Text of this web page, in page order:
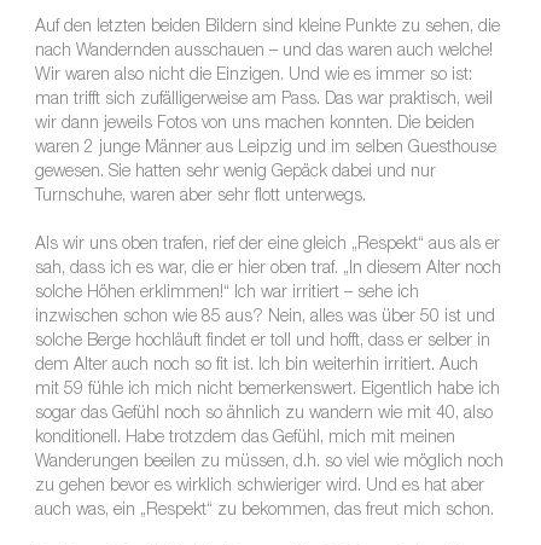
Auf den letzten beiden Bildern sind kleine Punkte zu sehen, die
nach Wandernden ausschauen – und das waren auch welche!
Wir waren also nicht die Einzigen. Und wie es immer so ist:
man trifft sich zufälligerweise am Pass. Das war praktisch, weil
wir dann jeweils Fotos von uns machen konnten. Die beiden
waren 2 junge Männer aus Leipzig und im selben Guesthouse
gewesen. Sie hatten sehr wenig Gepäck dabei und nur
Turnschuhe, waren aber sehr flott unterwegs.
Als wir uns oben trafen, rief der eine gleich „Respekt“ aus als er
sah, dass ich es war, die er hier oben traf. „In diesem Alter noch
solche Höhen erklimmen!“ Ich war irritiert – sehe ich
inzwischen schon wie 85 aus? Nein, alles was über 50 ist und
solche Berge hochläuft findet er toll und hofft, dass er selber in
dem Alter auch noch so fit ist. Ich bin weiterhin irritiert. Auch
mit 59 fühle ich mich nicht bemerkenswert. Eigentlich habe ich
sogar das Gefühl noch so ähnlich zu wandern wie mit 40, also
konditionell. Habe trotzdem das Gefühl, mich mit meinen
Wanderungen beeilen zu müssen, d.h. so viel wie möglich noch
zu gehen bevor es wirklich schwieriger wird. Und es hat aber
auch was, ein „Respekt“ zu bekommen, das freut mich schon.